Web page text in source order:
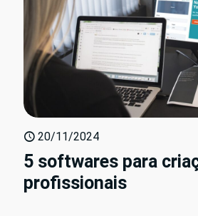
20/11/2024
5 softwares para
profissionais